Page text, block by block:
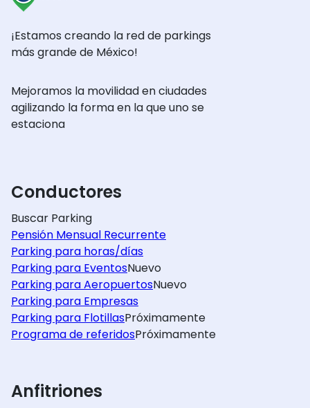
¡Estamos creando la red de parkings
más grande de México!
Mejoramos la movilidad en ciudades
agilizando la forma en la que uno se
estaciona
Conductores
Buscar Parking
Pensión Mensual Recurrente
Parking para horas/días
Parking para EventosNuevo
Parking para AeropuertosNuevo
Parking para Empresas
Parking para FlotillasPróximamente
Programa de referidosPróximamente
Anfitriones